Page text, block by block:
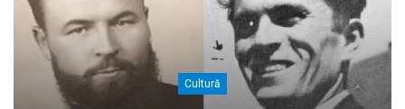
Cultură